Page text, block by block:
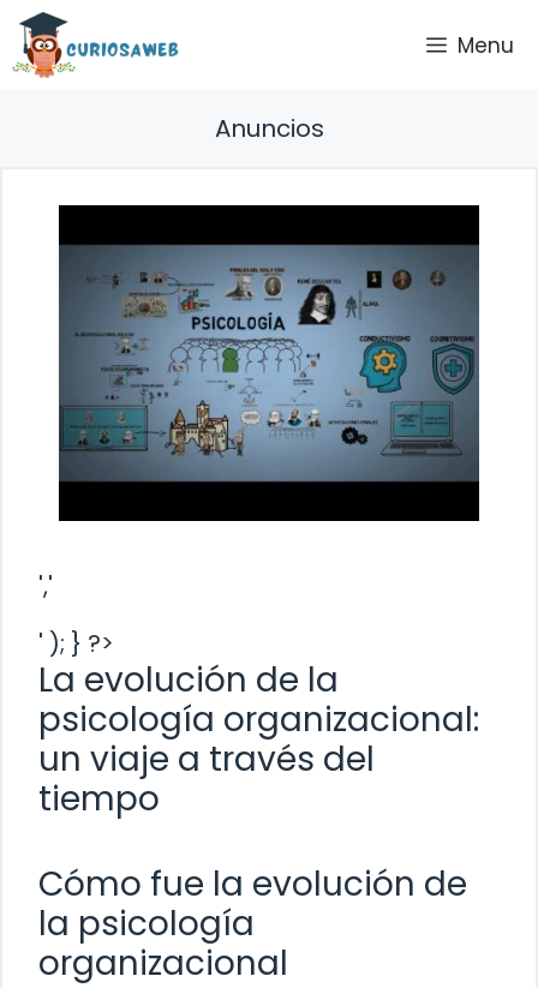
Saltar
contenido
Menu
Anuncios
','
' ); } ?>
La evolución de la
psicología organizacional:
un viaje a través del
tiempo
Cómo fue la evolución de
la psicología
organizacional